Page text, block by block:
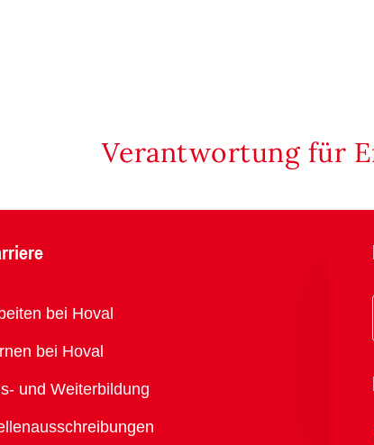
Verantwortung für
bei Hoval
bei Hoval
und Weiterbildung